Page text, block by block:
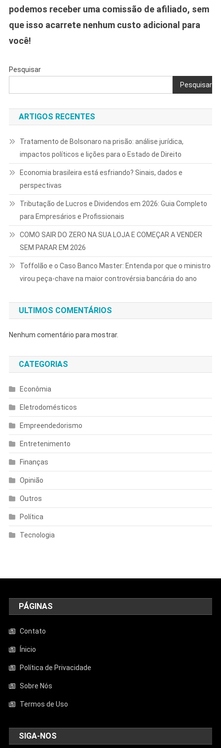
podemos receber uma comissão de afiliado, sem
que isso acarrete nenhum custo adicional para
você!
Pesquisar
Pesquisar
ARTIGOS RECENTES
Tratamento de Bolsonaro na prisão: análise jurídica,
impactos políticos e lições para o Estado de Direito
Economia brasileira está esfriando? Sinais, dados e
perspectivas
Tributação de Lucros e Dividendos em 2026: Guia Completo
para Empresários e Profissionais
COMO SAIR DO ZERO NA SUA LOJA E COMEÇAR A VENDER
SEM PARAR EM 2026
Toffolão e o Caso Banco Master: Entenda por que o ministro
virou peça-chave na maior controvérsia bancária do ano
ULTIMOS COMENTÁRIOS
Nenhum comentário para mostrar.
CATEGORIAS
Econômia
Eletrodomésticos
Empreendedorismo
Entretenimento
Finanças
Opinião
Outros
Política
Tecnologia
PÁGINAS
Contato
Ínicio
Política de Privacidade
Sobre Nós
Termos de Uso
SIGA-NOS